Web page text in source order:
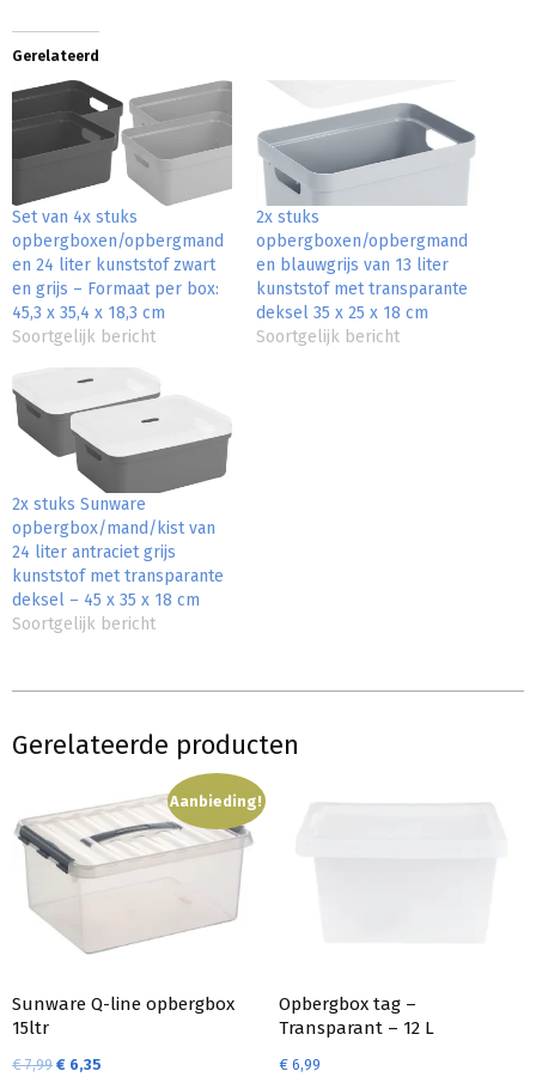
Gerelateerd
Set van 4x stuks
opbergboxen/opbergmand
en 24 liter kunststof zwart
en grijs – Formaat per box:
45,3 x 35,4 x 18,3 cm
Soortgelijk bericht
2x stuks
opbergboxen/opbergmand
en blauwgrijs van 13 liter
kunststof met transparante
deksel 35 x 25 x 18 cm
Soortgelijk bericht
2x stuks Sunware
opbergbox/mand/kist van
24 liter antraciet grijs
kunststof met transparante
deksel – 45 x 35 x 18 cm
Soortgelijk bericht
Gerelateerde producten
Aanbieding!
Sunware Q-line opbergbox
15ltr
€7,99 € 6,35
Opbergbox tag –
Transparant – 12 L
€6,99